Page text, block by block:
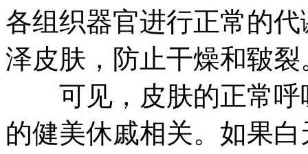
各组织器官进行正常的
泽皮肤，防止干燥和皲裂
可见，皮肤的正常呼
的健美休戚相关。如果